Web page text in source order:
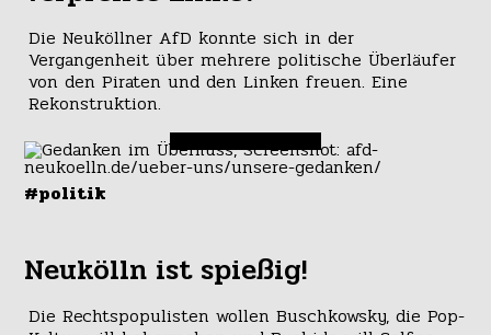
Die Neuköllner AfD konnte sich in der
Vergangenheit über mehrere politische Überläufer
von den Piraten und den Linken freuen. Eine
Rekonstruktion.
#politik
Neukölln ist spießig!
Die Rechtspopulisten wollen Buschkowsky, die Pop-